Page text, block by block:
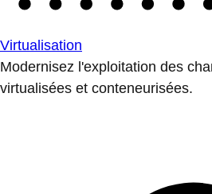
Virtualisation
Modernisez l'exploitation des
virtualisées et conteneurisées.